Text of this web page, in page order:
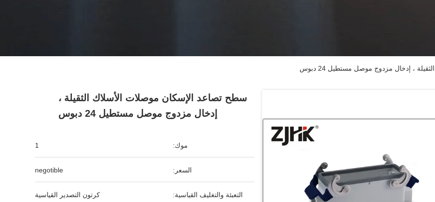
، إدخال مزدوج موصل مستطيل 24 دبوس
سطح تصاعد الإسكان موصلات الأسلاك الثقيلة ،
إدخال مزدوج موصل مستطيل 24 دبوس
موك: 1
السعر: negotible
التعبئة والتغليف القياسية: كرتون التصدير القياسية